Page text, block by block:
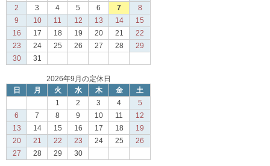
2
3 4 5 6 7
8
9
10 11 12 13 14
15
16
17 18 19 20 21
22
23
24 25 26 27 28
29
30
31
2026年9月の定休日
日
月 火 水 木 金
土
1
2 3 4
5
6
7 8 9 10 11
12
13
14 15 16 17 18
19
20
21 22 23 24 25
26
27
28 29 30